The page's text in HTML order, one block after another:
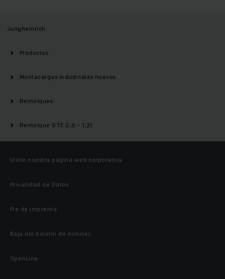
Jungheinrich
Productos
Montacargas industriales nuevos
Remolques
Remolque GTE 0,6 - 1,2t
Visite nuestra página web corporativa
Privacidad de Datos
Pie de imprenta
Baja del boletín de noticias
OpenLine